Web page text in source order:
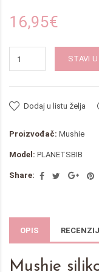
16,95€
STAVI
Dodaj u listu želja
Proizvođač: Mushie
Model: PLANETSBIB
Share:
OPIS
Mushie